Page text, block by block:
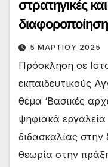
στρατηγικές
ξενόγλωσση
πράξη’
5 ΜΑΡΤΊΟΥ 2025
Πρόσκληση σε
εκπαιδευτικούς
θέμα ‘Βασικές
ψηφιακά
διδασκαλίας
θεωρία στην